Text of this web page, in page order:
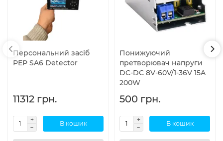
Персональний засіб
РЕР SA6 Detector
11312 грн.
В кошик
Понижуючий
претворювач напруги
DC-DC 8V-60V/1-36V 15A
200W
500 грн.
В кошик